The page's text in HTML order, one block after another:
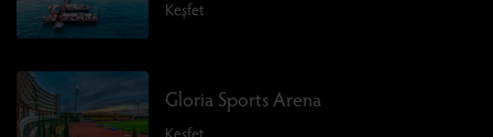
Keşfet
Gloria Sports Arena